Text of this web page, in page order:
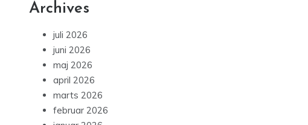
Archives
juli 2026
juni 2026
maj 2026
april 2026
marts 2026
februar 2026